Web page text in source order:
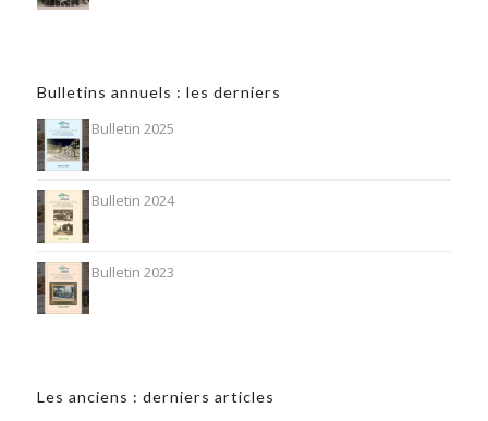
Bulletins annuels : les derniers
Bulletin 2025
Bulletin 2024
Bulletin 2023
Les anciens : derniers articles